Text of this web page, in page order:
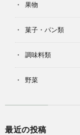
果物
菓子・パン類
調味料類
野菜
最近の投稿